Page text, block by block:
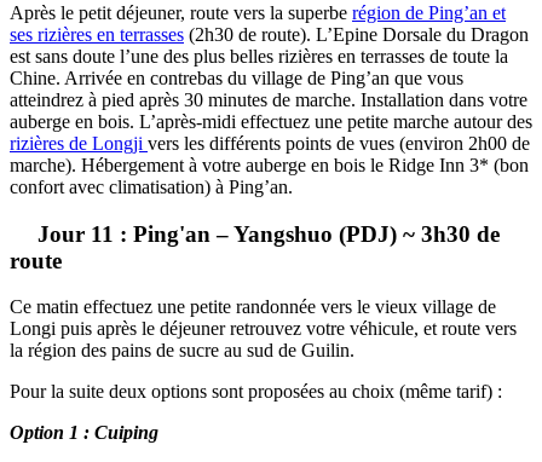
Après le petit déjeuner, route vers la superbe région de Ping’an et
ses rizières en terrasses (2h30 de route). L’Epine Dorsale du Dragon
est sans doute l’une des plus belles rizières en terrasses de toute la
Chine. Arrivée en contrebas du village de Ping’an que vous
atteindrez à pied après 30 minutes de marche. Installation dans votre
auberge en bois. L’après-midi effectuez une petite marche autour des
rizières de Longji vers les différents points de vues (environ 2h00 de
marche). Hébergement à votre auberge en bois le Ridge Inn 3* (bon
confort avec climatisation) à Ping’an.
Jour 11 : Ping'an – Yangshuo (PDJ) ~ 3h30 de
route
Ce matin effectuez une petite randonnée vers le vieux village de
Longi puis après le déjeuner retrouvez votre véhicule, et route vers
la région des pains de sucre au sud de Guilin.
Pour la suite deux options sont proposées au choix (même tarif) :
Option 1 : Cuiping